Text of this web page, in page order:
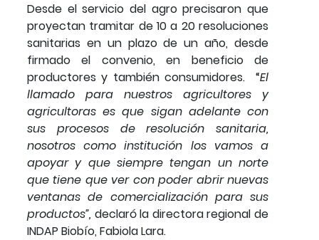
Desde el servicio del agro precisaron que
proyectan tramitar de 10 a 20 resoluciones
sanitarias en un plazo de un año, desde
firmado el convenio, en beneficio de
productores y también consumidores. “El
llamado para nuestros agricultores y
agricultoras es que sigan adelante con
sus procesos de resolución sanitaria,
nosotros como institución los vamos a
apoyar y que siempre tengan un norte
que tiene que ver con poder abrir nuevas
ventanas de comercialización para sus
productos”, declaró la directora regional de
INDAP Biobío, Fabiola Lara.